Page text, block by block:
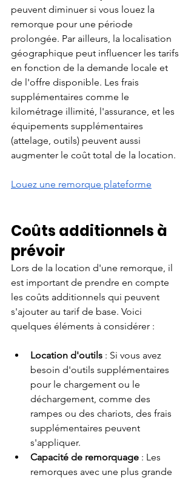
peuvent diminuer si vous louez la
remorque pour une période
prolongée. Par ailleurs, la localisation
géographique peut influencer les tarifs
en fonction de la demande locale et
de l'offre disponible. Les frais
supplémentaires comme le
kilométrage illimité, l'assurance, et les
équipements supplémentaires
(attelage, outils) peuvent aussi
augmenter le coût total de la location.
Louez une remorque plateforme
Coûts additionnels à
prévoir
Lors de la location d'une remorque, il
est important de prendre en compte
les coûts additionnels qui peuvent
s'ajouter au tarif de base. Voici
quelques éléments à considérer :
Location d'outils : Si vous avez
besoin d'outils supplémentaires
pour le chargement ou le
déchargement, comme des
rampes ou des chariots, des frais
supplémentaires peuvent
s'appliquer.
Capacité de remorquage : Les
remorques avec une plus grande